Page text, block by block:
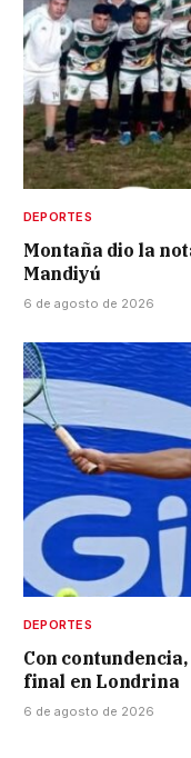
DEPORTES
Montaña dio la
Mandiyú
6 de agosto de 2026
DEPORTES
Con
final en Londrina
6 de agosto de 2026